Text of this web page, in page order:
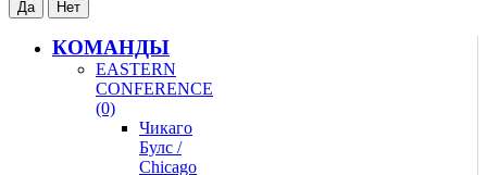
КОМАНДЫ
EASTERN
CONFERENCE
(0)
Чикаго
Булс /
Chicago